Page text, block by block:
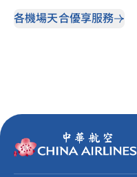
各機場天合優享服務